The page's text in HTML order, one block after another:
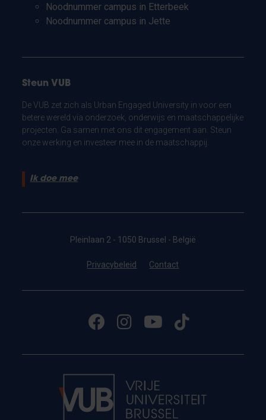
Noodnummer campus in Etterbeek
Noodnummer campus in Jette
Steun VUB
De VUB zet zich als Urban Engaged University in voor een
betere wereld via onderzoek, onderwijs en maatschappelijke
projecten. Ga samen met ons dit engagement aan. Steun
onze werking en investeer mee in de maatschappij.
Ik doe mee
Pleinlaan 2 - 1050 Brussel - België
Privacybeleid Contact